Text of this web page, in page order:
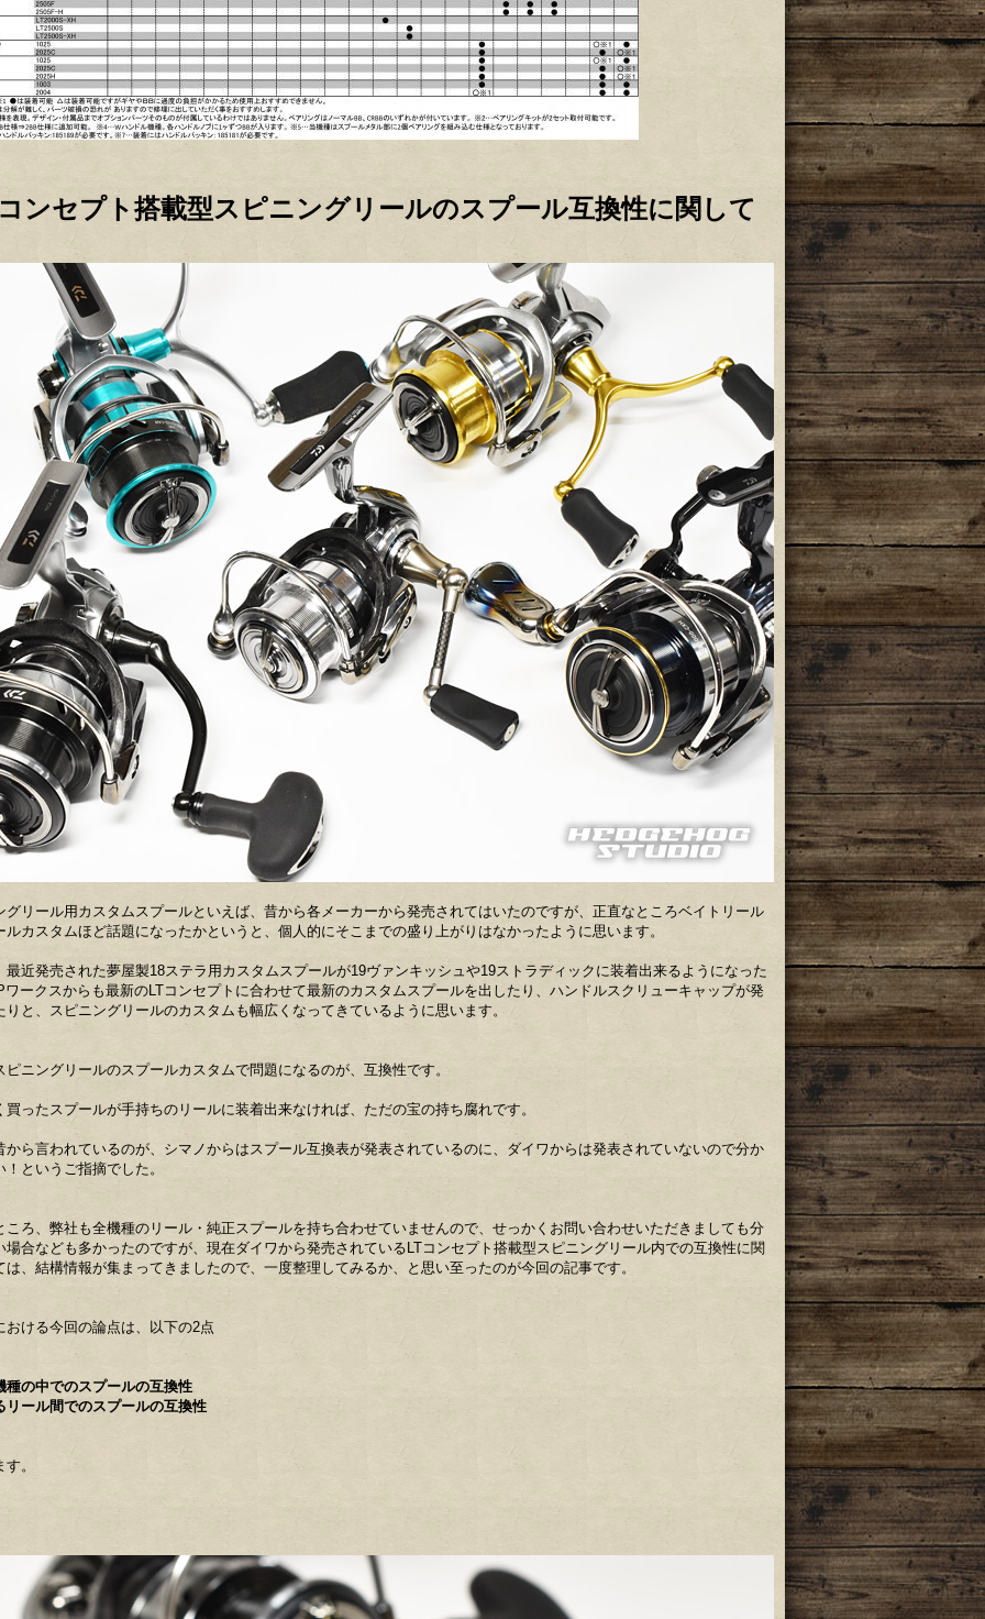
ンセプト搭載型スピニングリールのスプール互換性に関して
グリール用カスタムスプールといえば、昔から各メーカーから発売されてはいたのですが、正直なところベイトリール
ルカスタムほど話題になったかというと、個人的にそこまでの盛り上がりはなかったように思います。
最近発売された夢屋製18ステラ用カスタムスプールが19ヴァンキッシュや19ストラディックに装着出来るようになった
ワークスからも最新のLTコンセプトに合わせて最新のカスタムスプールを出したり、ハンドルスクリューキャップが発
りと、スピニングリールのカスタムも幅広くなってきているように思います。
ピニングリールのスプールカスタムで問題になるのが、互換性です。
買ったスプールが手持ちのリールに装着出来なければ、ただの宝の持ち腐れです。
から言われているのが、シマノからはスプール互換表が発表されているのに、ダイワからは発表されていないので分か
！というご指摘でした。
ころ、弊社も全機種のリール・純正スプールを持ち合わせていませんので、せっかくお問い合わせいただきましても分
場合なども多かったのですが、現在ダイワから発売されているLTコンセプト搭載型スピニングリール内での互換性に関
は、結構情報が集まってきましたので、一度整理してみるか、と思い至ったのが今回の記事です。
おける今回の論点は、以下の2点
の中でのスプールの互換性
ール間でのスプールの互換性
。